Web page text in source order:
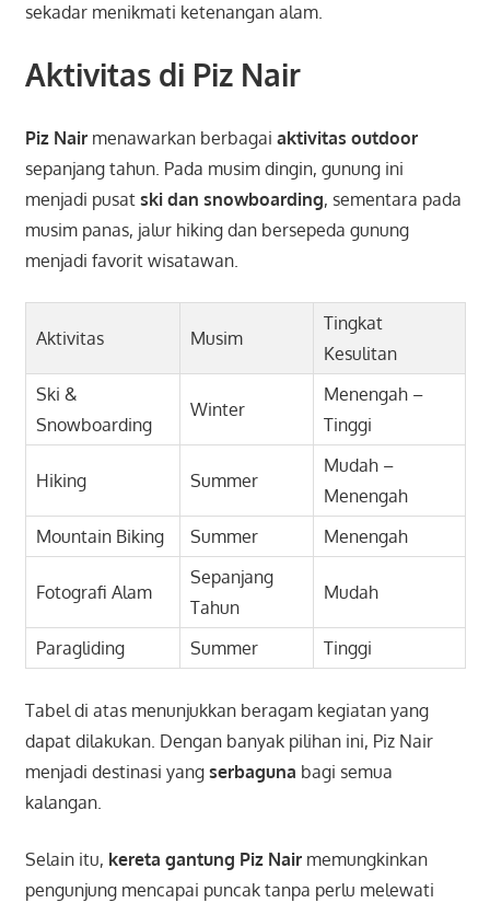
sekadar menikmati ketenangan alam.
Aktivitas di Piz Nair
Piz Nairmenawarkan berbagai aktivitas outdoor
sepanjang tahun. Pada musim dingin, gunung ini
menjadi pusat ski dan snowboarding, sementara pada
musim panas, jalur hiking dan bersepeda gunung
menjadi favorit wisatawan.
Aktivitas Musim
Tingkat
Kesulitan
Ski &
Snowboarding
Winter
Menengah –
Tinggi
Hiking Summer
Mudah –
Menengah
Mountain Biking
Summer Menengah
Fotografi Alam
Sepanjang
Tahun
Mudah
Paragliding Summer Tinggi
Tabel di atas menunjukkan beragam kegiatan yang
dapat dilakukan. Dengan banyak pilihan ini, Piz Nair
menjadi destinasi yang serbaguna bagi semua
kalangan.
Selain itu, kereta gantung Piz Nairmemungkinkan
pengunjung mencapai puncak tanpa perlu melewati